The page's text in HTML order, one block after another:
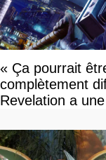
« Ça pourrait
complètement
Revelation a